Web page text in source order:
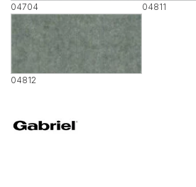
04704 04811
04812